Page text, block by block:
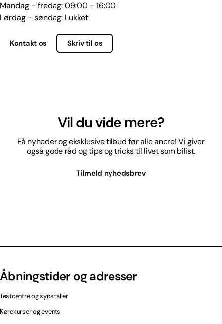
Mandag - fredag: 09:00 - 16:00
Lørdag - søndag: Lukket
Kontakt os Skriv til os
Vil du vide mere?
Få nyheder og eksklusive tilbud før alle andre! Vi giver
også gode råd og tips og tricks til livet som bilist.
Tilmeld nyhedsbrev
Åbningstider og adresser
Testcentre og synshaller
Kørekurser og events